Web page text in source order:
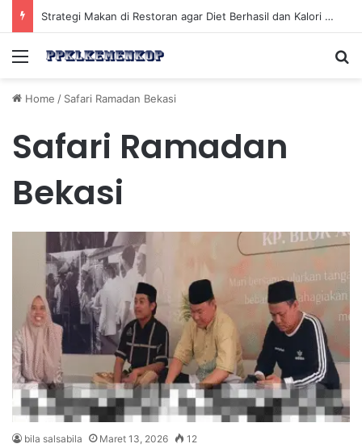
Strategi Makan di Restoran agar Diet Berhasil dan Kalori Tetap Terkontrol
Menu
Home / Safari Ramadan Bekasi
Safari Ramadan
Bekasi
bila salsabila Maret 13, 2026 12